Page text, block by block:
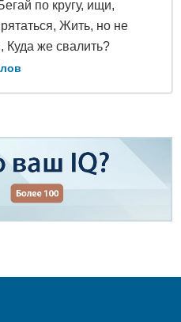
по кругу, ищи,
Жить, но не
же свалить?